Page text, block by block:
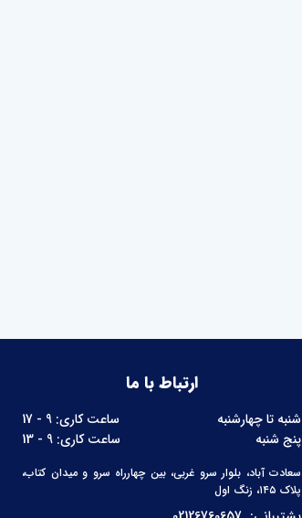
ارتباط با ما
شنبه تا چهارشنبه
ساعت کاری: 9 - 17
پنج شنبه
ساعت کاری: 9 - 13
سعادت آباد، بلوار سرو غربی، بین چهارراه سرو و میدان کتاب،
پلاک ۱۴۵، زنگ اول